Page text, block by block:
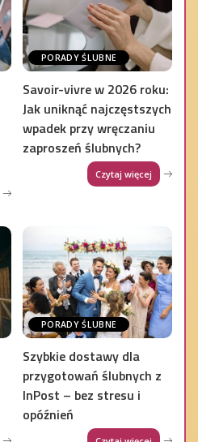
PORADY ŚLUBNE
Savoir-vivre w 2026 roku:
Jak uniknąć najczęstszych
wpadek przy wręczaniu
zaproszeń ślubnych?
Czytaj więcej
PORADY ŚLUBNE
Szybkie dostawy dla
przygotowań ślubnych z
InPost – bez stresu i
opóźnień